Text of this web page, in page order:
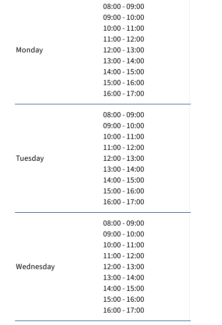
Monday
08:00 - 09:00
09:00 - 10:00
10:00 - 11:00
11:00 - 12:00
12:00 - 13:00
13:00 - 14:00
14:00 - 15:00
15:00 - 16:00
16:00 - 17:00
Tuesday
08:00 - 09:00
09:00 - 10:00
10:00 - 11:00
11:00 - 12:00
12:00 - 13:00
13:00 - 14:00
14:00 - 15:00
15:00 - 16:00
16:00 - 17:00
Wednesday
08:00 - 09:00
09:00 - 10:00
10:00 - 11:00
11:00 - 12:00
12:00 - 13:00
13:00 - 14:00
14:00 - 15:00
15:00 - 16:00
16:00 - 17:00